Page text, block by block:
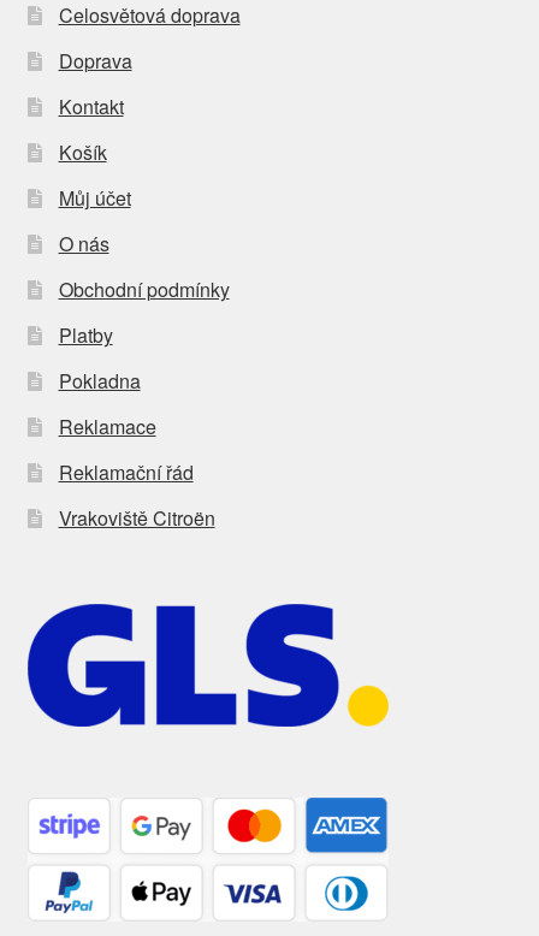
Celosvětová doprava
Doprava
Kontakt
Košík
Můj účet
O nás
Obchodní podmínky
Platby
Pokladna
Reklamace
Reklamační řád
Vrakoviště Citroën